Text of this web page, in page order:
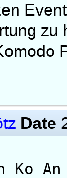
zu
Date
Ko